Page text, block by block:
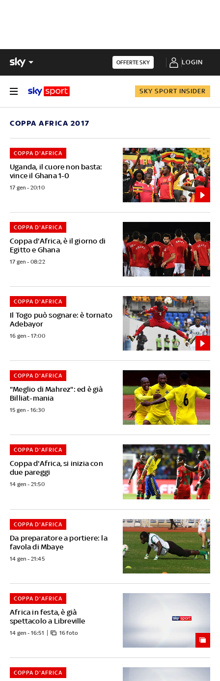
OFFERTE SKY LOGIN
SKY SPORT INSIDER
COPPA AFRICA 2017
Uganda, il cuore non basta:
vince il Ghana 1-0
COPPA D'AFRICA
17 gen - 20:10
Coppa d'Africa, è il giorno di
Egitto e Ghana
COPPA D'AFRICA
17 gen - 08:22
Il Togo può sognare: è tornato
Adebayor
COPPA D'AFRICA
16 gen - 17:00
"Meglio di Mahrez": ed è già
Billiat-mania
COPPA D'AFRICA
15 gen - 16:30
Coppa d'Africa, si inizia con
due pareggi
COPPA D'AFRICA
14 gen - 21:50
Da preparatore a portiere: la
favola di Mbaye
COPPA D'AFRICA
14 gen - 21:45
Africa in festa, è già
spettacolo a Libreville
COPPA D'AFRICA
14 gen - 16:51 16 foto
COPPA D'AFRICA